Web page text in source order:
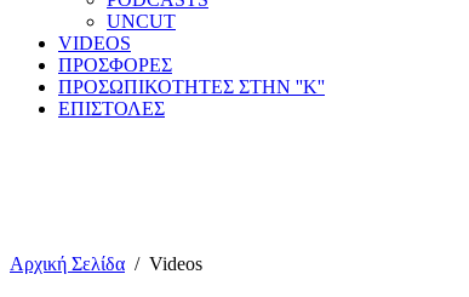
UNCUT
VIDEOS
ΠΡΟΣΦΟΡΕΣ
ΠΡΟΣΩΠΙΚΟΤΗΤΕΣ ΣΤΗΝ ''Κ''
ΕΠΙΣΤΟΛΕΣ
Αρχική Σελίδα / Videos